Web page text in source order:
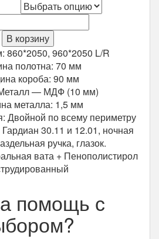
В корзину
860*2050, 960*2050 L/R
полотна: 70 мм
короба: 90 мм
— МДФ (10 мм)
металла: 1,5 мм
Двойной по всему периметру
30.11 и 12.01, ночная
ручка, глазок.
вата + Пенополистирол
помощь с